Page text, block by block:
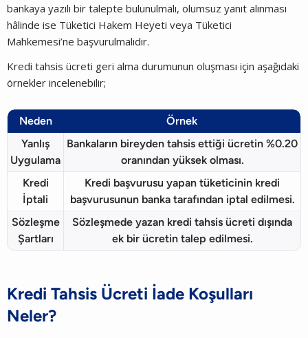
bankaya yazılı bir talepte bulunulmalı, olumsuz yanıt alınması
hâlinde ise Tüketici Hakem Heyeti veya Tüketici
Mahkemesi’ne başvurulmalıdır.
Kredi tahsis ücreti geri alma durumunun oluşması için aşağıdaki
örnekler incelenebilir;
Neden
Örnek
Yanlış
Uygulama
Bankaların bireyden tahsis ettiği ücretin %0.20
oranından yüksek olması.
Kredi
İptali
Kredi başvurusu yapan tüketicinin kredi
başvurusunun banka tarafından iptal edilmesi.
Sözleşme
Şartları
Sözleşmede yazan kredi tahsis ücreti dışında
ek bir ücretin talep edilmesi.
Kredi Tahsis Ücreti İade Koşulları
Neler?